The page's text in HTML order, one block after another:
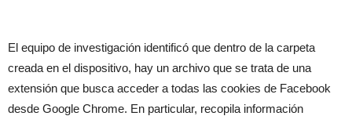
El equipo de investigación identificó que dentro de la carpeta
creada en el dispositivo, hay un archivo que se trata de una
extensión que busca acceder a todas las cookies de Facebook
desde Google Chrome. En particular, recopila información